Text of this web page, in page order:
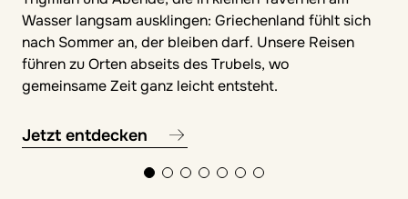
Wasser langsam ausklingen: Griechenland fühlt sich
nach Sommer an, der bleiben darf. Unsere Reisen
führen zu Orten abseits des Trubels, wo
gemeinsame Zeit ganz leicht entsteht.
Jetzt entdecken